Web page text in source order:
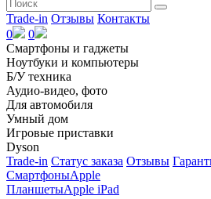
Trade-in Отзывы Контакты
0
0
Смартфоны и гаджеты
Ноутбуки и компьютеры
Б/У техника
Аудио-видео, фото
Для автомобиля
Умный дом
Игровые приставки
Dyson
Trade-in Статус заказа Отзывы
СмартфоныApple
ПланшетыApple iPad